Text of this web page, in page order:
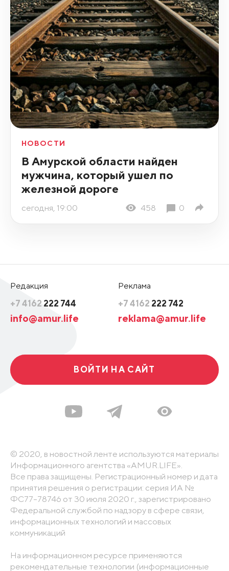
НОВОСТИ
В Амурской области найден
мужчина, который ушел по
железной дороге
сегодня, 19:00 458 0
Редакция
+7 4162 222 744
info@amur.life
Реклама
+7 4162 222 742
reklama@amur.life
ВОЙТИ НА САЙТ
© 2020, в новостной ленте используются материалы
Информационного агентства «AMUR.LIFE».
Все права защищены. Регистрационный номер и дата
принятия решения о регистрации: серия ИА №
ФС77-78746 от 30 июля 2020 г., зарегистрировано
Федеральной службой по надзору в сфере связи,
информационных технологий и массовых
коммуникаций
На информационном ресурсе применяются
рекомендательные технологии (информационные